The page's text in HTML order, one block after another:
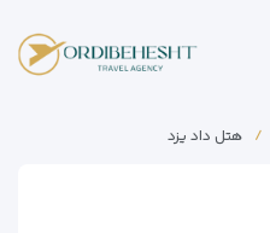
هتل داد یزد